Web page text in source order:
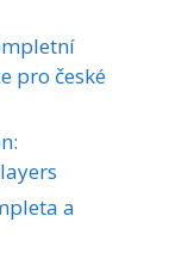
pro české
a